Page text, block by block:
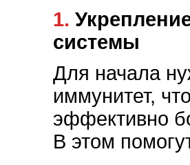
1. Укрепление иммунной
системы
Для начала
иммунитет,
эффективно
В этом